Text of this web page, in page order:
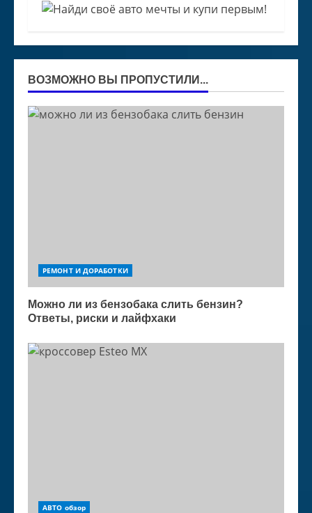
ВОЗМОЖНО ВЫ ПРОПУСТИЛИ...
РЕМОНТ И ДОРАБОТКИ
Можно ли из бензобака слить бензин?
Ответы, риски и лайфхаки
АВТО обзор